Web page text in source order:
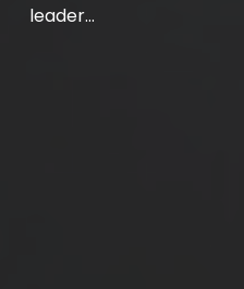
leader...